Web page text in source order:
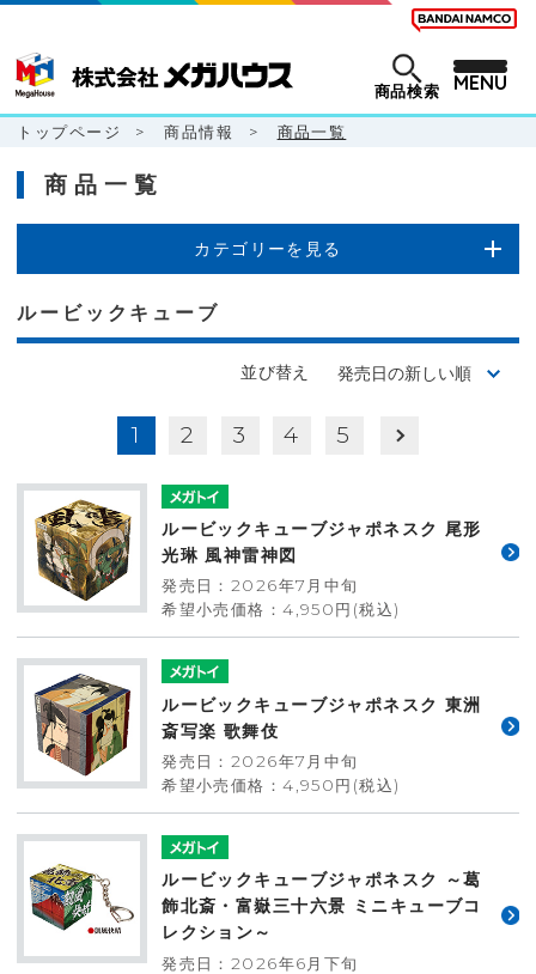
商品検索 MENU
トップページ > 商品情報 > 商品一覧
商品一覧
カテゴリーを見る
ルービックキューブ
並び替え
1 2 3 4 5
ルービックキューブジャポネスク 尾形
光琳 風神雷神図
発売日：2026年7月中旬
希望小売価格：4,950円(税込)
ルービックキューブジャポネスク 東洲
斎写楽 歌舞伎
発売日：2026年7月中旬
希望小売価格：4,950円(税込)
ルービックキューブジャポネスク ～葛
飾北斎・富嶽三十六景 ミニキューブコ
レクション～
発売日：2026年6月下旬